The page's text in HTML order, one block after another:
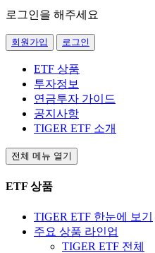
로그인을 해주세요
회원가입 로그인
ETF 상품
투자정보
연금투자 가이드
공지사항
TIGER ETF 소개
전체 메뉴 열기
ETF 상품
TIGER ETF 한눈에 보기
주요 상품 라인업
TIGER ETF 전체